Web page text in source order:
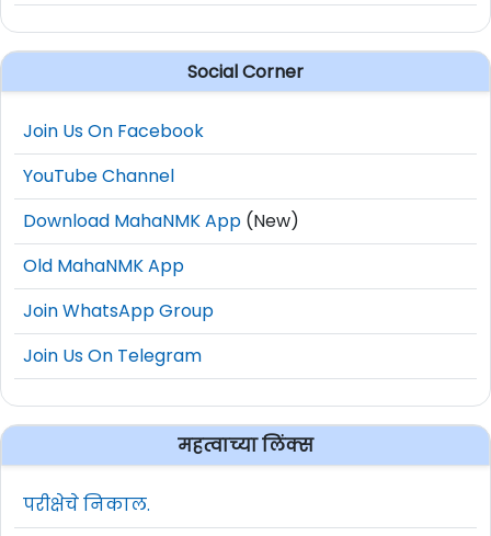
Social Corner
Join Us On Facebook
YouTube Channel
Download MahaNMK App (New)
Old MahaNMK App
Join WhatsApp Group
Join Us On Telegram
महत्वाच्या लिंक्स
परीक्षेचे निकाल.